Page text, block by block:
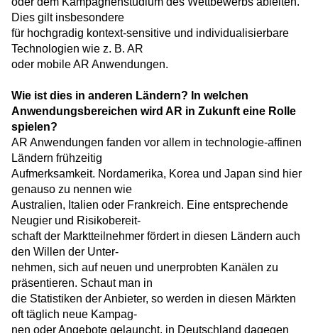
Dies gilt insbesondere
für hochgradig kontext-sensitive und individualisierbare
Technologien wie z. B. AR
oder mobile AR Anwendungen.
Wie ist dies in anderen Ländern? In welchen
Anwendungsbereichen wird AR in Zukunft eine Rolle
spielen?
AR Anwendungen fanden vor allem in technologie-affinen
Ländern frühzeitig
Auf­merksamkeit. Nordamerika, Korea und Japan sind hier
genauso zu nennen wie
Australien, Italien oder Frankreich. Eine entsprechende
Neugier und Risikobereit-
schaft der Marktteilnehmer fördert in diesen Ländern auch
den Willen der Unter-
nehmen, sich auf neuen und unerprobten Kanälen zu
präsentieren. Schaut man in
die Statistiken der Anbieter, so werden in diesen Märkten
oft täglich neue Kampag-
nen oder Angebote gelauncht, in Deutschland dagegen